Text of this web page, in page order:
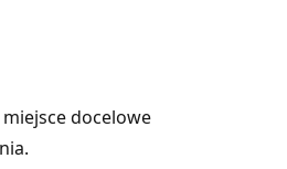
docelowe